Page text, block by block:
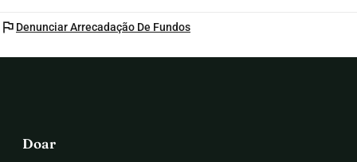
flag Denunciar Arrecadação De Fundos
Doar